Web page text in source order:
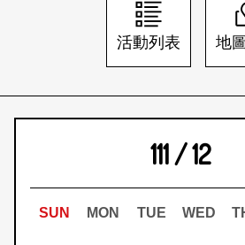
活動列表 地
111 / 12
SUN MON TUE WED